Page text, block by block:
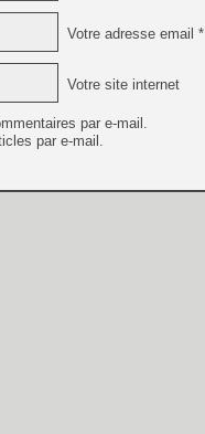
Votre adresse email *
Votre site internet
par e-mail.
par e-mail.